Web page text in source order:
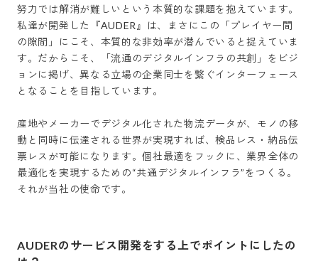
努力では解消が難しいという本質的な課題を抱えています。
私達が開発した『AUDER』は、まさにこの「プレイヤー間
の隙間」にこそ、本質的な非効率が潜んでいると捉えていま
す。だからこそ、「流通のデジタルインフラの共創」をビジ
ョンに掲げ、異なる立場の企業同士を繋ぐインターフェース
となることを目指しています。
産地やメーカーでデジタル化された物流データが、モノの移
動と同時に伝達される世界が実現すれば、検品レス・納品伝
票レスが可能になります。個社最適をフックに、業界全体の
最適化を実現するための“共通デジタルインフラ”をつくる。
AUDERのサービス開発をする上でポイントにしたの